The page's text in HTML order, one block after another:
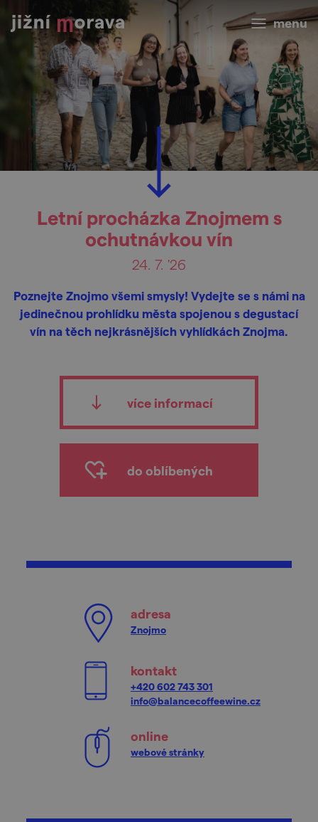
menu
Letní procházka Znojmem s
ochutnávkou vín
24. 7. '26
Poznejte Znojmo všemi smysly! Vydejte se s námi na
jedinečnou prohlídku města spojenou s degustací
vín na těch nejkrásnějších vyhlídkách Znojma.
více informací
do oblíbených
adresa
Znojmo
kontakt
+420 602 743 301
info@balancecoffeewine.cz
online
webové stránky